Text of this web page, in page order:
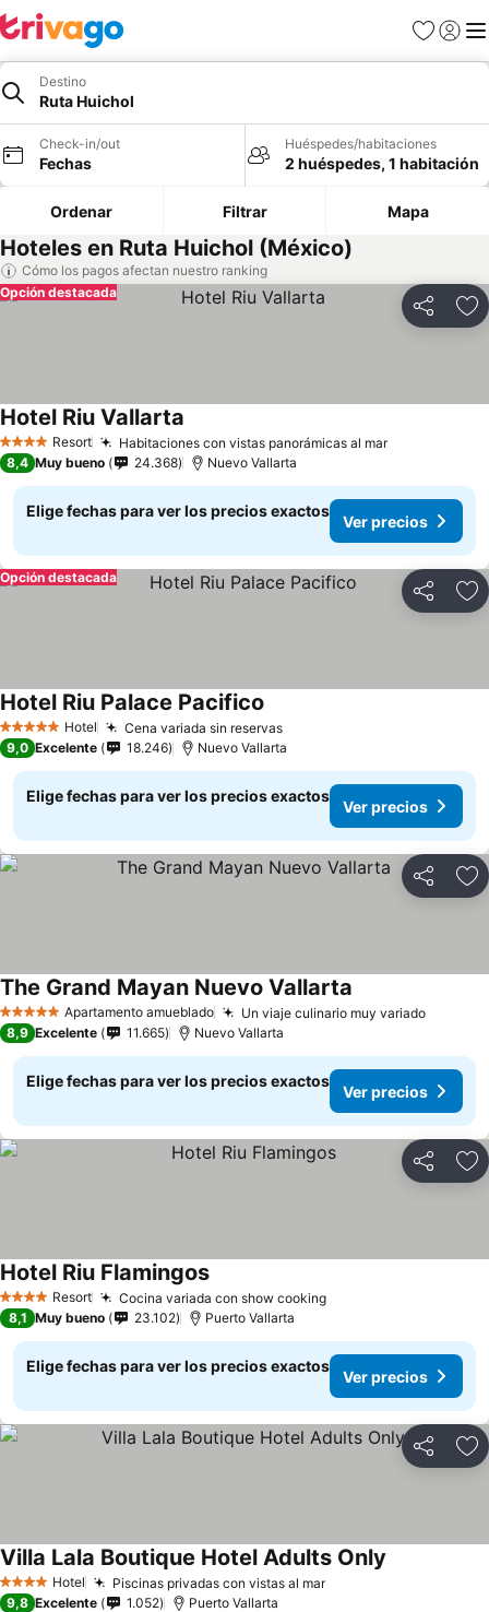
Favoritos
Iniciar
Destino
Ruta Huichol
Check-in/out
Fechas
Huéspedes/habitaciones
2 huéspedes, 1 habitación
Ordenar Filtrar Mapa
Hoteles en Ruta Huichol (México)
Cómo los pagos afectan nuestro ranking
Compartir
Opción destacada
4 EstrellasResort Habitaciones con vistas panorámicas al mar
Hotel Riu Vallarta
8,4 Muy bueno 24.368 Nuevo Vallarta
Elige fechas para ver los precios exactos
Ver precios
Compartir
Opción destacada
5 Estrellas Hotel Cena variada sin reservas
Hotel Riu Palace Pacifico
9,0 Excelente 18.246 Nuevo Vallarta
Elige fechas para ver los precios exactos
Ver precios
Compartir
5 Estrellas Apartamento amueblado Un viaje culinario muy variado
The Grand Mayan Nuevo Vallarta
8,9 Excelente 11.665 Nuevo Vallarta
Elige fechas para ver los precios exactos
Ver precios
Compartir
4 EstrellasResort Cocina variada con show cooking
Hotel Riu Flamingos
8,1 Muy bueno 23.102 Puerto Vallarta
Elige fechas para ver los precios exactos
Ver precios
Compartir
4 EstrellasHotel Piscinas privadas con vistas al mar
Villa Lala Boutique Hotel Adults Only
9,8 Excelente 1.052 Puerto Vallarta